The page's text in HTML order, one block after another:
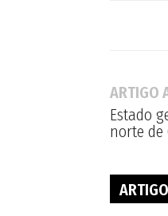
ARTIGO
Estado
norte de